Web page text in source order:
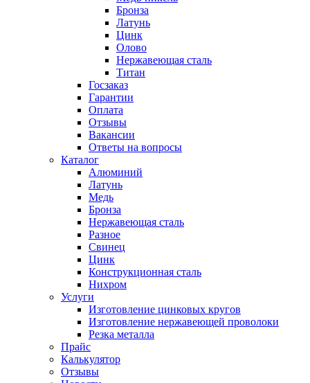
Бронза
Латунь
Цинк
Олово
Нержавеющая сталь
Титан
Госзаказ
Гарантии
Оплата
Отзывы
Вакансии
Ответы на вопросы
Каталог
Алюминий
Латунь
Медь
Бронза
Нержавеющая сталь
Разное
Свинец
Цинк
Конструкционная сталь
Нихром
Услуги
Изготовление цинковых кругов
Изготовление нержавеющей проволоки
Резка металла
Прайс
Калькулятор
Отзывы